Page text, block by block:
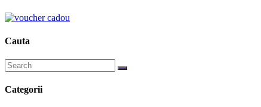
Cauta
Categorii